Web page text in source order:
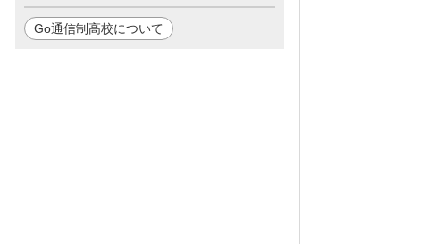
Go通信制高校について